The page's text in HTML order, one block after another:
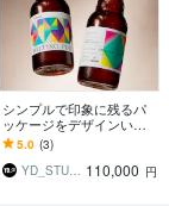
シンプルで印象に残るパ
ッケージをデザインいた
します 想いや伝えたい事
をパッケージに。
5.0 (3)
YD_STUDIO 110,000 円